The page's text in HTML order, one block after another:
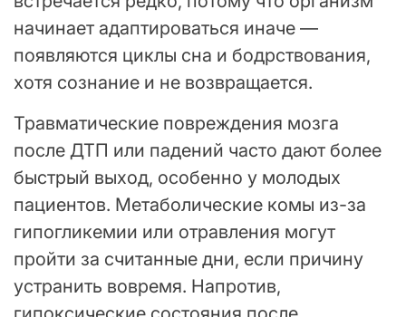
начинает адаптироваться иначе —
появляются циклы сна и бодрствования,
хотя сознание и не возвращается.
Травматические повреждения мозга
после ДТП или падений часто дают более
быстрый выход, особенно у молодых
пациентов. Метаболические комы из-за
гипогликемии или отравления могут
пройти за считанные дни, если причину
устранить вовремя. Напротив,